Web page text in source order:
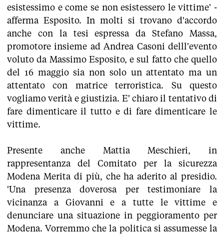
esistessimo e come se non esistessero le vittime' -
afferma Esposito. In molti si trovano d'accordo
anche con la tesi espressa da Stefano Massa,
promotore insieme ad Andrea Casoni delll'evento
voluto da Massimo Esposito, e sul fatto che quello
del 16 maggio sia non solo un attentato ma un
attentato con matrice terroristica. Su questo
vogliamo verità e giustizia. E' chiaro il tentativo di
fare dimenticare il tutto e di fare dimenticare le
vittime.
Presente anche Mattia Meschieri, in
rappresentanza del Comitato per la sicurezza
Modena Merita di più, che ha aderito al presidio.
'Una presenza doverosa per testimoniare la
vicinanza a Giovanni e a tutte le vittime e
denunciare una situazione in peggioramento per
Modena. Vorremmo che la politica si assumesse la